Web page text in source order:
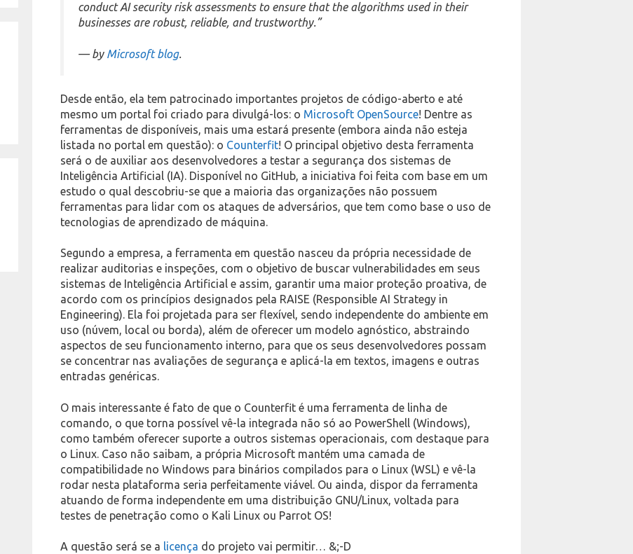
conduct AI security risk assessments to ensure that the algorithms used in their
businesses are robust, reliable, and trustworthy.”
— by Microsoft blog.
Desde então, ela tem patrocinado importantes projetos de código-aberto e até
mesmo um portal foi criado para divulgá-los: o Microsoft OpenSource! Dentre as
ferramentas de disponíveis, mais uma estará presente (embora ainda não esteja
listada no portal em questão): o Counterfit! O principal objetivo desta ferramenta
será o de auxiliar aos desenvolvedores a testar a segurança dos sistemas de
Inteligência Artificial (IA). Disponível no GitHub, a iniciativa foi feita com base em um
estudo o qual descobriu-se que a maioria das organizações não possuem
ferramentas para lidar com os ataques de adversários, que tem como base o uso de
tecnologias de aprendizado de máquina.
Segundo a empresa, a ferramenta em questão nasceu da própria necessidade de
realizar auditorias e inspeções, com o objetivo de buscar vulnerabilidades em seus
sistemas de Inteligência Artificial e assim, garantir uma maior proteção proativa, de
acordo com os princípios designados pela RAISE (Responsible AI Strategy in
Engineering). Ela foi projetada para ser flexível, sendo independente do ambiente em
uso (núvem, local ou borda), além de oferecer um modelo agnóstico, abstraindo
aspectos de seu funcionamento interno, para que os seus desenvolvedores possam
se concentrar nas avaliações de segurança e aplicá-la em textos, imagens e outras
entradas genéricas.
O mais interessante é fato de que o Counterfit é uma ferramenta de linha de
comando, o que torna possível vê-la integrada não só ao PowerShell (Windows),
como também oferecer suporte a outros sistemas operacionais, com destaque para
o Linux. Caso não saibam, a própria Microsoft mantém uma camada de
compatibilidade no Windows para binários compilados para o Linux (WSL) e vê-la
rodar nesta plataforma seria perfeitamente viável. Ou ainda, dispor da ferramenta
atuando de forma independente em uma distribuição GNU/Linux, voltada para
testes de penetração como o Kali Linux ou Parrot OS!
A questão será se a licença do projeto vai permitir… &;-D